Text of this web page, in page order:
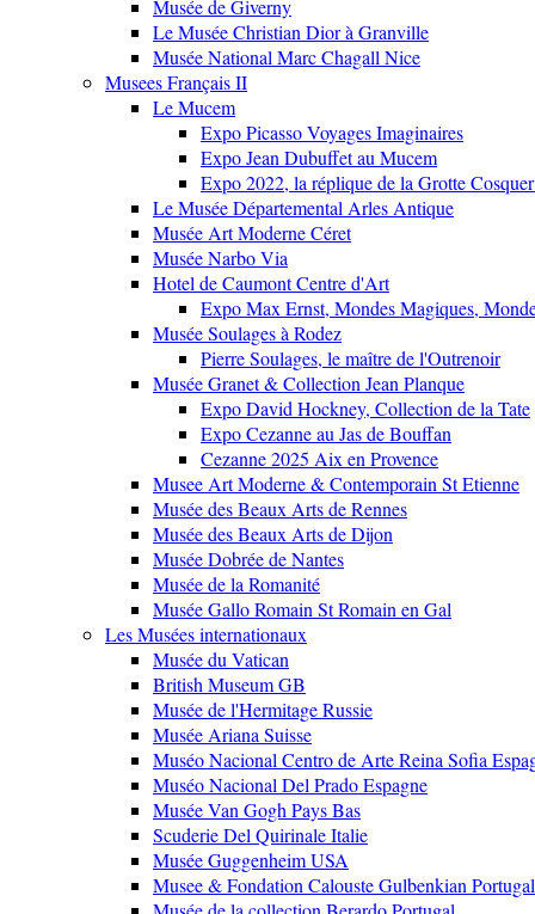
Musée de Giverny
Le Musée Christian Dior à Granville
Musée National Marc Chagall Nice
Musees Français II
Le Mucem
Expo Picasso Voyages Imaginaires
Expo Jean Dubuffet au Mucem
Expo 2022, la réplique de la Grotte
Le Musée Départemental Arles Antique
Musée Art Moderne Céret
Musée Narbo Via
Hotel de Caumont Centre d'Art
Expo Max Ernst, Mondes Magiques,
Musée Soulages à Rodez
Pierre Soulages, le maître de l'Outrenoir
Musée Granet & Collection Jean Planque
Expo David Hockney, Collection de la Tate
Expo Cezanne au Jas de Bouffan
Cezanne 2025 Aix en Provence
Musee Art Moderne & Contemporain St Etienne
Musée des Beaux Arts de Rennes
Musée des Beaux Arts de Dijon
Musée Dobrée de Nantes
Musée de la Romanité
Musée Gallo Romain St Romain en Gal
Les Musées internationaux
Musée du Vatican
British Museum GB
Musée de l'Hermitage Russie
Musée Ariana Suisse
Muséo Nacional Centro de Arte Reina Sofia
Muséo Nacional Del Prado Espagne
Musée Van Gogh Pays Bas
Scuderie Del Quirinale Italie
Musée Guggenheim USA
Musee & Fondation Calouste Gulbenkian Portugal